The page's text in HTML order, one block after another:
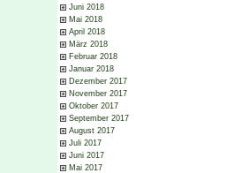
Juni 2018
Mai 2018
April 2018
März 2018
Februar 2018
Januar 2018
Dezember 2017
November 2017
Oktober 2017
September 2017
August 2017
Juli 2017
Juni 2017
Mai 2017